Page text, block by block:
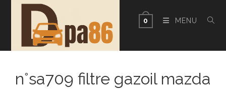
0 MENU
n°sa709 filtre gazoil mazda